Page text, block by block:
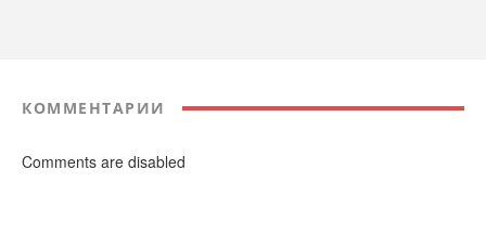
КОММЕНТАРИИ
Comments are disabled